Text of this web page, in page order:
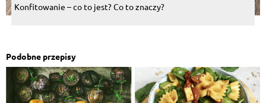
Konfitowanie – co to jest? Co to znaczy?
Podobne przepisy